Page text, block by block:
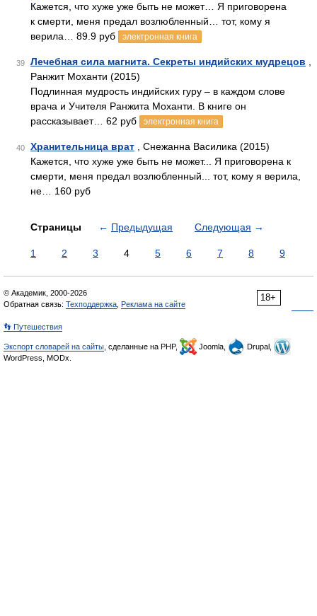
Кажется, что хуже уже быть не может… Я приговорена
к смерти, меня предал возлюбленный… тот, кому я
верила… 89.9 руб
электронная книга
39 Лечебная сила магнита. Секреты индийских мудрецов
Ранжит Моханти (2015)
Подлинная мудрость индийских гуру – в каждом слове
врача и Учителя Ранжита Моханти. В книге он
рассказывает… 62 руб
электронная книга
40 Хранительница врат , Снежанна Василика (2015)
Кажется, что хуже уже быть не может... Я приговорена к
смерти, меня предал возлюбленный... тот, кому я верила,
не… 160 руб
Страницы ← Предыдущая Следующая →
1 2 3 4 5 6 7 8 9
18+
© Академик, 2000-2026
Обратная связь: Техподдержка Реклама на сайте
👣 Путешествия
Экспорт словарей на сайты , сделанные на PHP, Joomla,
Drupal,
WordPress, MODx.